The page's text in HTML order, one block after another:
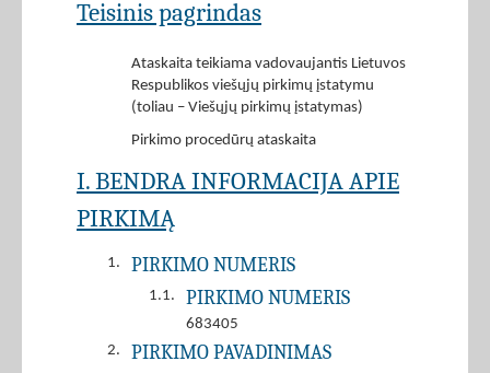
Teisinis pagrindas
Ataskaita teikiama vadovaujantis Lietuvos
Respublikos viešųjų pirkimų įstatymu
(toliau – Viešųjų pirkimų įstatymas)
Pirkimo procedūrų ataskaita
I. BENDRA INFORMACIJA APIE
PIRKIMĄ
1. PIRKIMO NUMERIS
1.1. PIRKIMO NUMERIS
683405
2.
PIRKIMO PAVADINIMAS